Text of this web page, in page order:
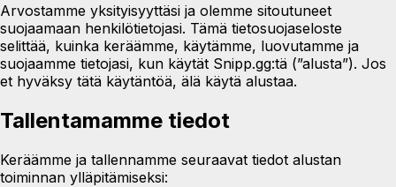
Arvostamme yksityisyyttäsi ja olemme sitoutuneet
suojaamaan henkilötietojasi. Tämä tietosuojaseloste
selittää, kuinka keräämme, käytämme, luovutamme ja
suojaamme tietojasi, kun käytät Snipp.gg:tä (”alusta”). Jos
et hyväksy tätä käytäntöä, älä käytä alustaa.
Tallentamamme tiedot
Keräämme ja tallennamme seuraavat tiedot alustan
toiminnan ylläpitämiseksi: